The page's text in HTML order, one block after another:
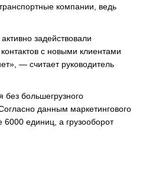
компании, ведь
задействовали
с новыми клиентами
— считает руководитель
без большегрузного
данным маркетингового
единиц, а грузооборот